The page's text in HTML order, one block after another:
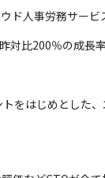
ド人事労務サー
比200％の成長
をはじめとした